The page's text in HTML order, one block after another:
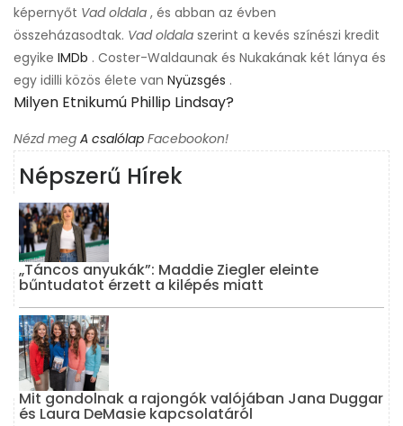
képernyőt Vad oldala , és abban az évben
összeházasodtak. Vad oldala szerint a kevés színészi kredit
egyike IMDb . Coster-Waldaunak és Nukakának két lánya és
egy idilli közös élete van Nyüzsgés .
Milyen Etnikumú Phillip Lindsay?
Nézd meg A csalólap Facebookon!
Népszerű Hírek
„Táncos anyukák”: Maddie Ziegler eleinte
bűntudatot érzett a kilépés miatt
Mit gondolnak a rajongók valójában Jana Duggar
és Laura DeMasie kapcsolatáról